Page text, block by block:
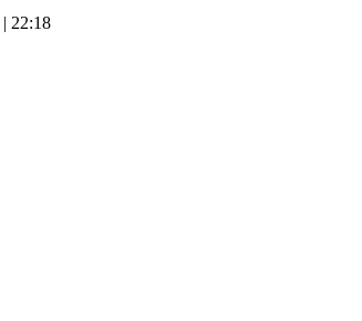
| 22:18